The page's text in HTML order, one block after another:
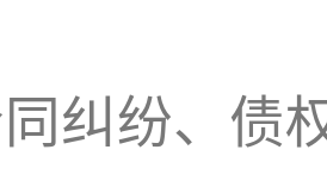
纠纷、债